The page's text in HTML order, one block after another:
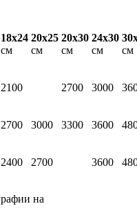
18х24
см
20х25
см
20х30
см
24х30
см
см
2100 2700 3000
2700 3000 3300 3600
2400 2700 3600
на